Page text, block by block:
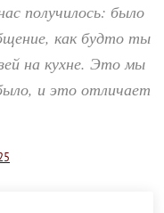
получилось: было
как будто ты
на кухне. Это мы
и это отличает